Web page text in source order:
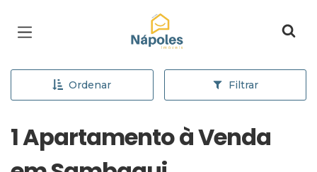
Página inicial
Ordenar Filtrar
1 Apartamento à Venda